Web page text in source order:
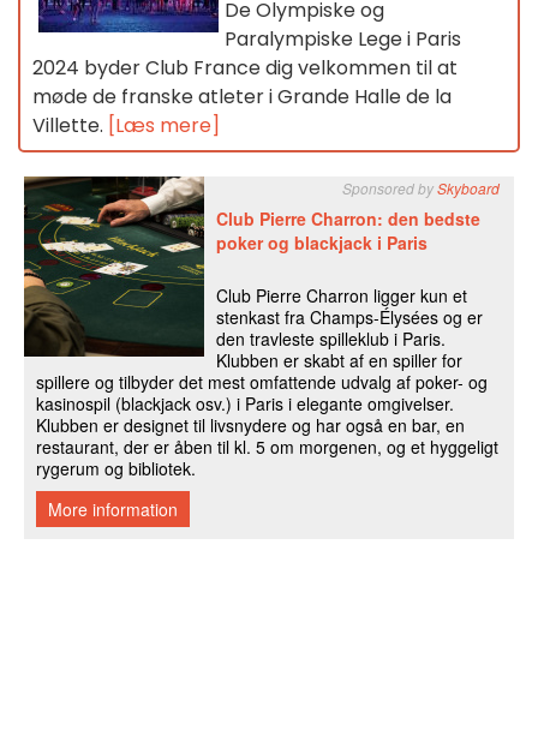
De Olympiske og
Paralympiske Lege i Paris
2024 byder Club France dig velkommen til at
møde de franske atleter i Grande Halle de la
Villette. [Læs mere]